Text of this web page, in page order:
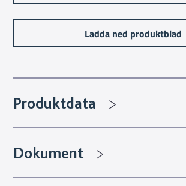
Ladda ned produktblad
Produktdata
Dokument